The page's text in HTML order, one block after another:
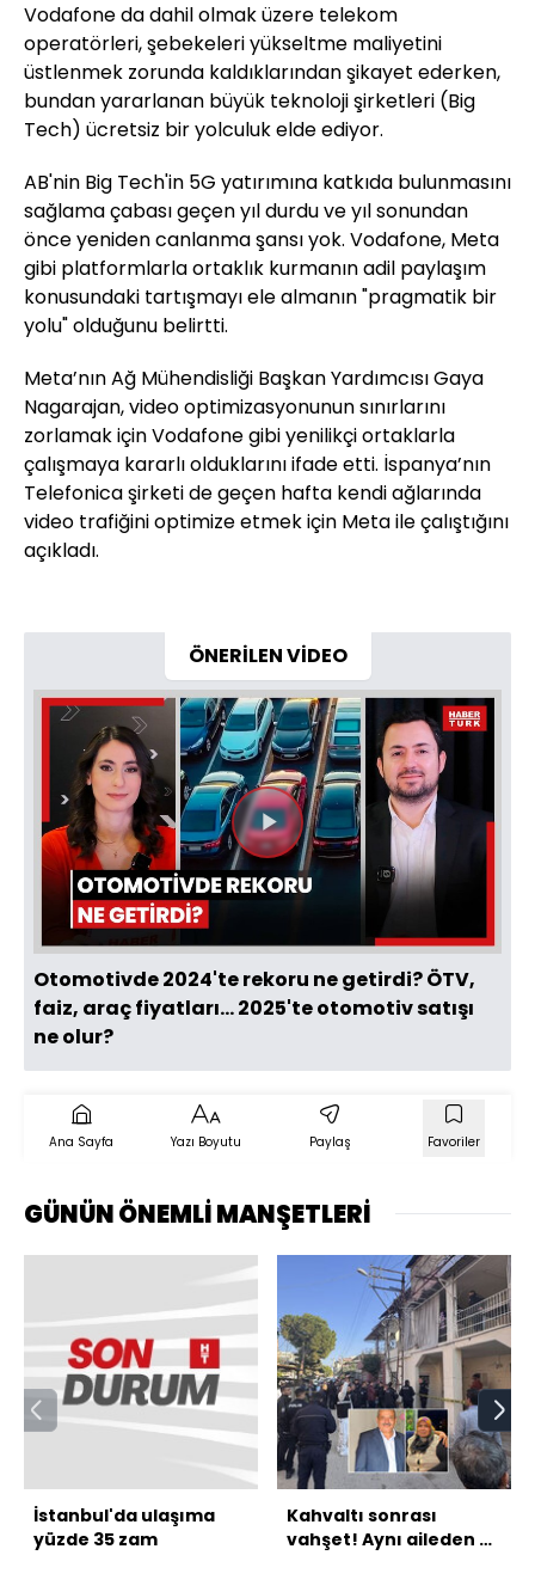
Vodafone da dahil olmak üzere telekom
operatörleri, şebekeleri yükseltme maliyetini
üstlenmek zorunda kaldıklarından şikayet ederken,
bundan yararlanan büyük teknoloji şirketleri (Big
Tech) ücretsiz bir yolculuk elde ediyor.
AB'nin Big Tech'in 5G yatırımına katkıda bulunmasını
sağlama çabası geçen yıl durdu ve yıl sonundan
önce yeniden canlanma şansı yok. Vodafone, Meta
gibi platformlarla ortaklık kurmanın adil paylaşım
konusundaki tartışmayı ele almanın "pragmatik bir
yolu" olduğunu belirtti.
Meta’nın Ağ Mühendisliği Başkan Yardımcısı Gaya
Nagarajan, video optimizasyonunun sınırlarını
zorlamak için Vodafone gibi yenilikçi ortaklarla
çalışmaya kararlı olduklarını ifade etti. İspanya’nın
Telefonica şirketi de geçen hafta kendi ağlarında
video trafiğini optimize etmek için Meta ile çalıştığını
açıkladı.
ÖNERİLEN VİDEO
Videoyu
Oynat
Otomotivde 2024'te rekoru ne getirdi? ÖTV,
faiz, araç fiyatları... 2025'te otomotiv satışı
ne olur?
Ana Sayfa Yazı Boyutu Paylaş Favoriler
GÜNÜN ÖNEMLİ MANŞETLERİ
İstanbul'da ulaşıma
yüzde 35 zam
Kahvaltı sonrası
vahşet! Aynı aileden 3